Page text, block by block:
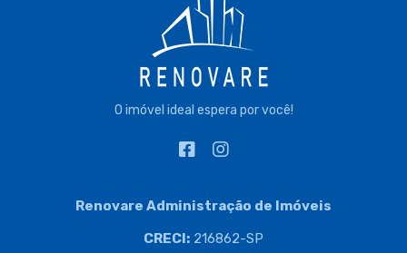
O imóvel ideal espera por você!
Renovare Administração de Imóveis
CRECI: 216862-SP